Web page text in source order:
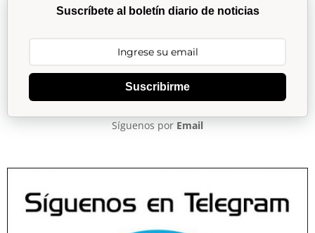
Suscríbete al boletín diario de noticias
Suscribirme
Síguenos por Email